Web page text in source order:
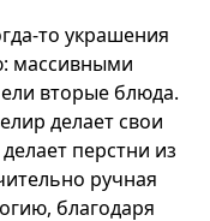
то украшения
массивными
вторые блюда.
делает свои
перстни из
ручная
благодаря